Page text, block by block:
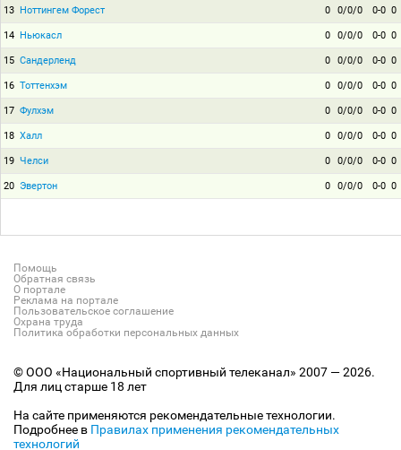
13 Ноттингем Форест 0 0/0/0 0-0 0
14 Ньюкасл 0 0/0/0 0-0 0
15 Сандерленд 0 0/0/0 0-0 0
16 Тоттенхэм 0 0/0/0 0-0 0
17 Фулхэм 0 0/0/0 0-0 0
18 Халл 0 0/0/0 0-0 0
19 Челси 0 0/0/0 0-0 0
20 Эвертон 0 0/0/0 0-0 0
Помощь
Обратная связь
О портале
Реклама на портале
Пользовательское соглашение
Охрана труда
Политика обработки персональных данных
© ООО «Национальный спортивный телеканал» 2007 — 2026.
Для лиц старше 18 лет
На сайте применяются рекомендательные технологии.
Подробнее в Правилах применения рекомендательных
технологий